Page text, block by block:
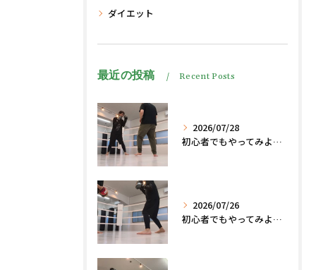
ダイエット
最近の投稿 Recent Posts
2026/07/28
初心者でもやってみよう、格闘技でダイエット脂肪燃焼🔥
2026/07/26
初心者でもやってみよう、格闘技でダイエット、脂肪燃焼🔥